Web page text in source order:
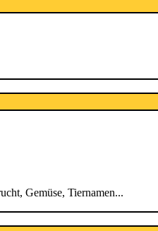
Gemüse, Tiernamen...